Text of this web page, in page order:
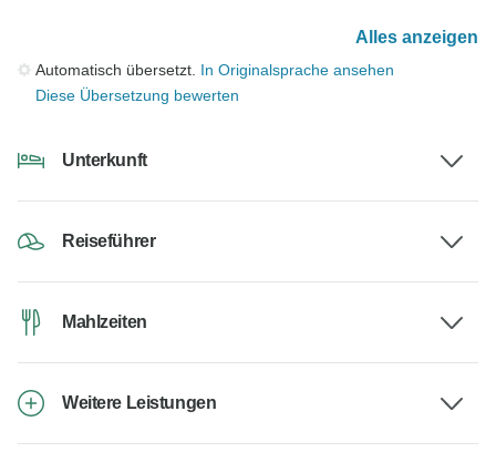
Alles anzeigen
Automatisch übersetzt. In Originalsprache ansehen
Diese Übersetzung bewerten
Unterkunft
Reiseführer
Mahlzeiten
Weitere Leistungen